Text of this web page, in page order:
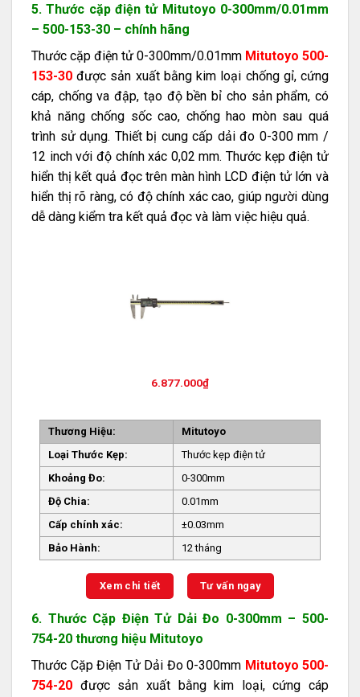
5. Thước cặp điện tử Mitutoyo 0-300mm/0.01mm
– 500-153-30 – chính hãng
Thước cặp điện tử 0-300mm/0.01mm Mitutoyo 500-
153-30 được sản xuất bằng kim loại chống gỉ, cứng
cáp, chống va đập, tạo độ bền bỉ cho sản phẩm, có
khả năng chống sốc cao, chống hao mòn sau quá
trình sử dụng. Thiết bị cung cấp dải đo 0-300 mm /
12 inch với độ chính xác 0,02 mm. Thước kẹp điện tử
hiển thị kết quả đọc trên màn hình LCD điện tử lớn và
hiển thị rõ ràng, có độ chính xác cao, giúp người dùng
dễ dàng kiểm tra kết quả đọc và làm việc hiệu quả.
6.877.000₫
Thương Hiệu:
Mitutoyo
Loại Thước Kẹp:
Thước kẹp điện tử
Khoảng Đo:
0-300mm
Độ Chia:
0.01mm
Cấp chính xác:
±0.03mm
Bảo Hành:
12 tháng
Xem chi tiết Tư vấn ngay
6. Thước Cặp Điện Tử Dải Đo 0-300mm – 500-
754-20 thương hiệu Mitutoyo
Thước Cặp Điện Tử Dải Đo 0-300mm Mitutoyo 500-
754-20 được sản xuất bằng kim loại, cứng cáp